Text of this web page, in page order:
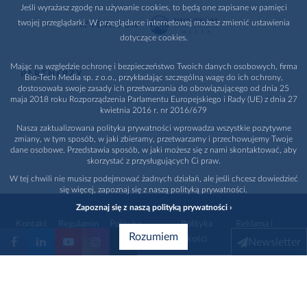
WYDAWCA
PARTNERZY
Polityka
prywatności
Polityka
promocja
Jeśli wyrażasz zgodę na używanie cookies, to będą one zapisane w pamięci
twojej przeglądarki. W przeglądarce internetowej możesz zmienić ustawienia
dotyczące cookies.
Mając na względzie ochronę i bezpieczeństwo Twoich danych osobowych, firma
Bio-Tech Media sp. z o.o., przykładając szczególną wagę do ich ochrony,
dostosowała swoje zasady ich przetwarzania do obowiązującego od dnia 25
maja 2018 roku Rozporządzenia Parlamentu Europejskiego i Rady (UE) z dnia 27
kwietnia 2016 r. nr 2016/679
Nasza zaktualizowana polityka prywatności wprowadza wszystkie pozytywne
zmiany, w tym sposób, w jaki zbieramy, przetwarzamy i przechowujemy Twoje
dane osobowe. Przedstawia sposób, w jaki możesz się z nami skontaktować, aby
skorzystać z przysługujących Ci praw.
W tej chwili nie musisz podejmować żadnych działań, ale jeśli chcesz dowiedzieć
się więcej, zapoznaj się z naszą polityką prywatności.
Zapoznaj się z naszą polityką prywatności ›
Rozumiem Newsletter